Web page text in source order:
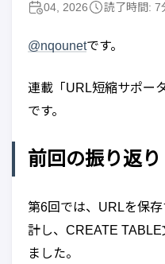
04, 2026 読了時間: 7
@nqounetです。
連載「URL短縮サポー
です。
前回の振り返り
第6回では、URLを保
計し、CREATE
ました。